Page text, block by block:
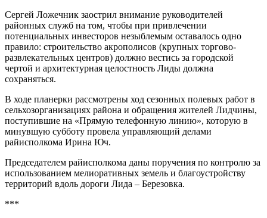
Сергей Ложечник заострил внимание руководителей
районных служб на том, чтобы при привлечении
потенциальных инвесторов незыблемым оставалось одно
правило: строительство акрополисов (крупных торгово-
развлекательных центров) должно вестись за городской
чертой и архитектурная целостность Лиды должна
сохраняться.
В ходе планерки рассмотрены ход сезонных полевых работ в
сельхозорганизациях района и обращения жителей Лидчины,
поступившие на «Прямую телефонную линию», которую в
минувшую субботу провела управляющий делами
райисполкома Ирина Юч.
Председателем райисполкома даны поручения по контролю за
использованием мелиоративных земель и благоустройству
территорий вдоль дороги Лида – Березовка.
***